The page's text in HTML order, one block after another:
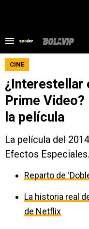
CINE
¿Interestellar
Prime Video?
la película
La película del
Efectos Especiales.
Reparto de
La historia real
de Netflix